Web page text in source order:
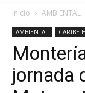
Inicio AMBIENTAL
AMBIENTAL CARIBE
jornada